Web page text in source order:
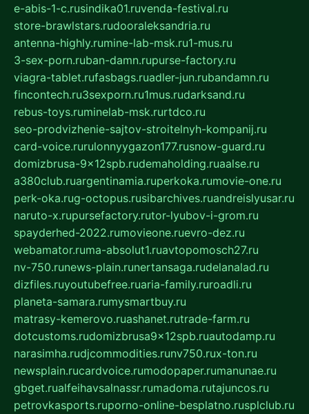
e-abis-1-c.rusindika01.ruvenda-festival.ru
store-brawlstars.rudooraleksandria.ru
antenna-highly.rumine-lab-msk.ru1-mus.ru
3-sex-porn.ruban-damn.rupurse-factory.ru
viagra-tablet.rufasbags.ruadler-jun.rubandamn.ru
fincontech.ru3sexporn.ru1mus.rudarksand.ru
rebus-toys.ruminelab-msk.rurtdco.ru
seo-prodvizhenie-sajtov-stroitelnyh-kompanij.ru
card-voice.rurulonnyygazon177.rusnow-guard.ru
domizbrusa-9x12spb.rudemaholding.ruaalse.ru
a380club.ruargentinamia.ruperkoka.rumovie-one.ru
perk-oka.rug-octopus.rusibarchives.ruandreislyusar.ru
naruto-x.rupursefactory.rutor-lyubov-i-grom.ru
spayderhed-2022.rumovieone.ruevro-dez.ru
webamator.ruma-absolut1.ruavtopomosch27.ru
nv-750.runews-plain.runertansaga.rudelanalad.ru
dizfiles.ruyoutubefree.ruaria-family.ruroadli.ru
planeta-samara.rumysmartbuy.ru
matrasy-kemerovo.ruashanet.rutrade-farm.ru
dotcustoms.rudomizbrusa9x12spb.ruautodamp.ru
narasimha.rudjcommodities.runv750.rux-ton.ru
newsplain.rucardvoice.rumodopaper.rumanunae.ru
gbget.rualfeihavsalnassr.rumadoma.rutajuncos.ru
petrovkasports.ruporno-online-besplatno.rusplclub.ru